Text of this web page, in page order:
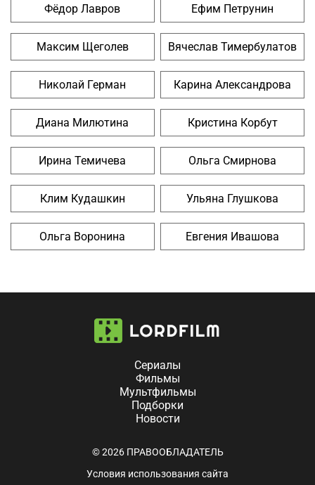
Фёдор Лавров Ефим Петрунин
Максим Щеголев Вячеслав Тимербулатов
Николай Герман Карина Александрова
Диана Милютина Кристина Корбут
Ирина Темичева Ольга Смирнова
Клим Кудашкин Ульяна Глушкова
Ольга Воронина Евгения Ивашова
Сериалы
Фильмы
Мультфильмы
Подборки
Новости
© 2026 ПРАВООБЛАДАТЕЛЬ
Условия использования сайта